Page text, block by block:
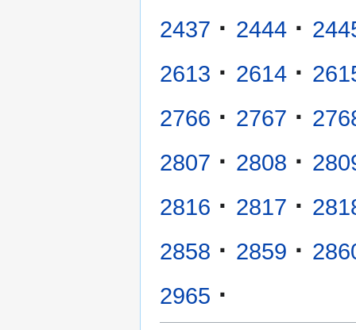
2437 · 2444 ·
2613 · 2614 ·
2766 · 2767 ·
2807 · 2808 ·
2816 · 2817 ·
2858 · 2859 ·
2965 ·